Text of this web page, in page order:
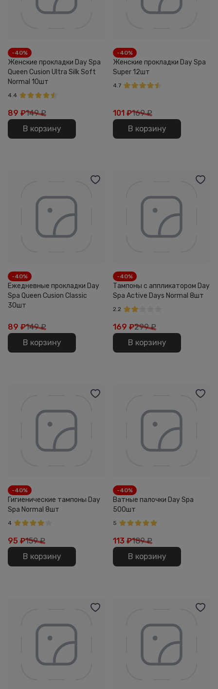
-40%
Женские прокладки Day Spa
Queen Cusion Ultra Silk Soft
Normal 10шт
4.4
89 ₽149 ₽
В корзину
-40%
Женские прокладки Day Spa
Super 12шт
4.7
101 ₽169 ₽
В корзину
-40%
Ежедневные прокладки Day
Spa Queen Cusion Classic
30шт
89 ₽149 ₽
В корзину
-40%
Тампоны с аппликатором Day
Spa Active Days Normal 8шт
2.2
169 ₽299 ₽
В корзину
-40%
Гигиенические тампоны Day
Spa Normal 8шт
4
95 ₽159 ₽
В корзину
-40%
Ватные палочки Day Spa
500шт
5
113 ₽189 ₽
В корзину